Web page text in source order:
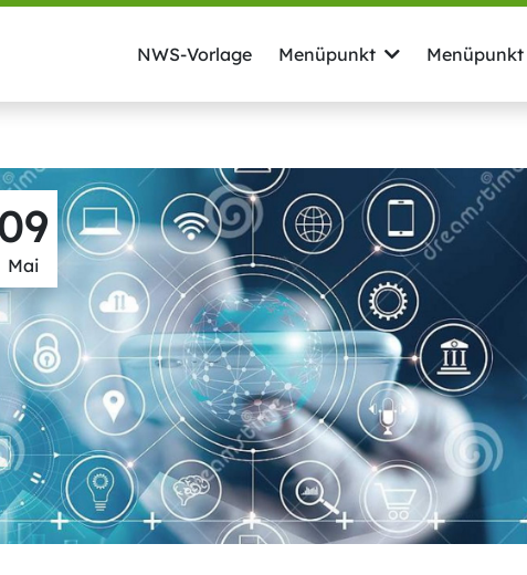
NWS-Vorlage
Menüpunkt Menüpunkt
Mai